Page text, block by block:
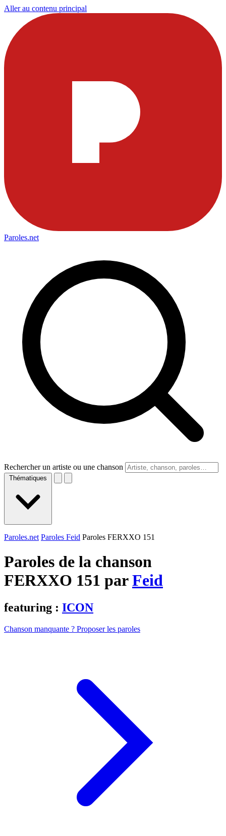
Aller au contenu principal
Paroles.net
Rechercher un artiste ou une chanson
Thématiques
Paroles.net Paroles Feid Paroles FERXXO 151
Paroles de la chanson
FERXXO 151 parFeid
featuring : ICON
Chanson manquante ? Proposer les paroles